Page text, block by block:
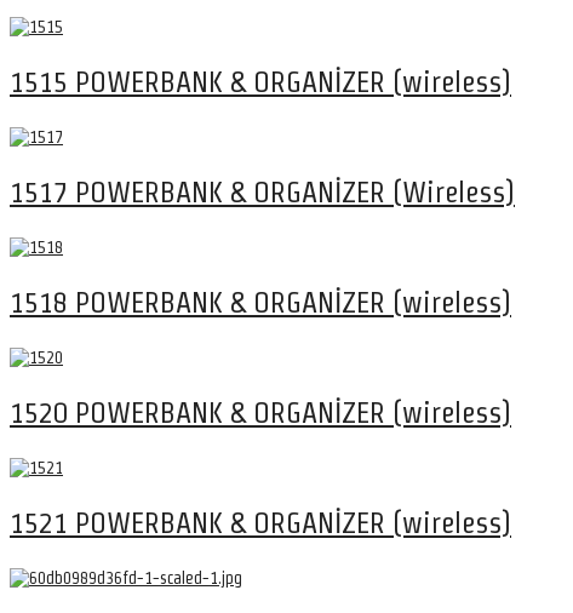
1515 POWERBANK & ORGANİZER (wireless)
1517 POWERBANK & ORGANİZER (Wireless)
1518 POWERBANK & ORGANİZER (wireless)
1520 POWERBANK & ORGANİZER (wireless)
1521 POWERBANK & ORGANİZER (wireless)